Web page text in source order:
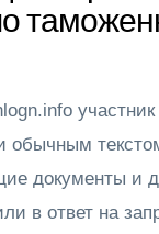
участник
обычным
документы и
в ответ на